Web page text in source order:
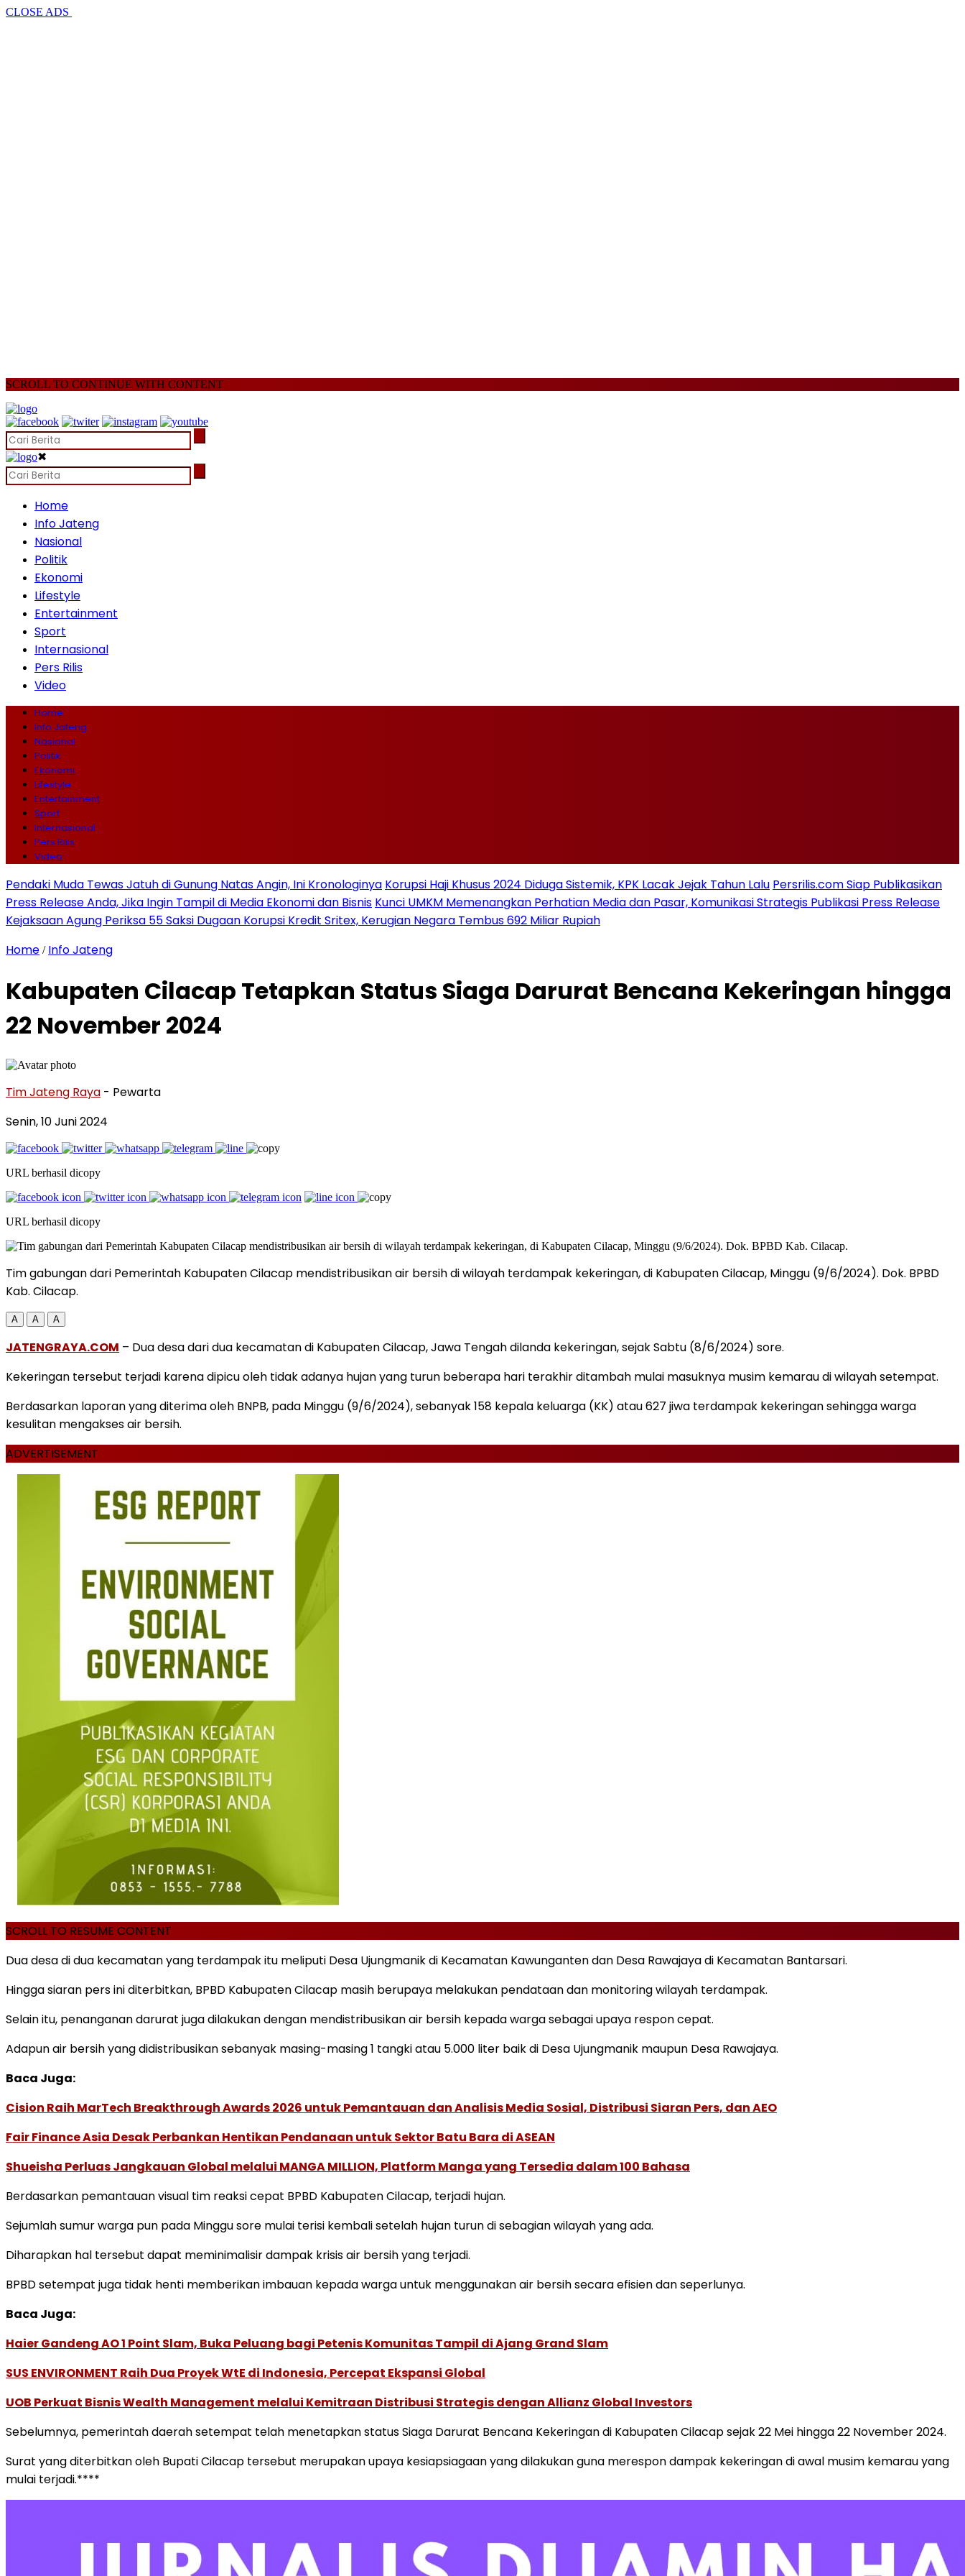
CLOSE ADS
SCROLL TO CONTINUE WITH CONTENT
✖
Home
Info Jateng
Nasional
Politik
Ekonomi
Lifestyle
Entertainment
Sport
Internasional
Pers Rilis
Video
Home
Info Jateng
Nasional
Politik
Ekonomi
Lifestyle
Entertainment
Sport
Internasional
Pers Rilis
Video
Pendaki Muda Tewas Jatuh di Gunung Natas Angin, Ini Kronologinya Korupsi Haji Khusus 2024 Diduga Sistemik, KPK Lacak Jejak Tahun Lalu Persrilis.com Siap Publikasikan
Press Release Anda, Jika Ingin Tampil di Media Ekonomi dan Bisnis Kunci UMKM Memenangkan Perhatian Media dan Pasar, Komunikasi Strategis Publikasi Press Release
Kejaksaan Agung Periksa 55 Saksi Dugaan Korupsi Kredit Sritex, Kerugian Negara Tembus 692 Miliar Rupiah
Home / Info Jateng
Kabupaten Cilacap Tetapkan Status Siaga Darurat Bencana Kekeringan hingga
22 November 2024
Tim Jateng Raya - Pewarta
Senin, 10 Juni 2024
URL berhasil dicopy
URL berhasil dicopy
Tim gabungan dari Pemerintah Kabupaten Cilacap mendistribusikan air bersih di wilayah terdampak kekeringan, di Kabupaten Cilacap, Minggu (9/6/2024). Dok. BPBD
Kab. Cilacap.
A A A
JATENGRAYA.COM – Dua desa dari dua kecamatan di Kabupaten Cilacap, Jawa Tengah dilanda kekeringan, sejak Sabtu (8/6/2024) sore.
Kekeringan tersebut terjadi karena dipicu oleh tidak adanya hujan yang turun beberapa hari terakhir ditambah mulai masuknya musim kemarau di wilayah setempat.
Berdasarkan laporan yang diterima oleh BNPB, pada Minggu (9/6/2024), sebanyak 158 kepala keluarga (KK) atau 627 jiwa terdampak kekeringan sehingga warga
kesulitan mengakses air bersih.
ADVERTISEMENT
SCROLL TO RESUME CONTENT
Dua desa di dua kecamatan yang terdampak itu meliputi Desa Ujungmanik di Kecamatan Kawunganten dan Desa Rawajaya di Kecamatan Bantarsari.
Hingga siaran pers ini diterbitkan, BPBD Kabupaten Cilacap masih berupaya melakukan pendataan dan monitoring wilayah terdampak.
Selain itu, penanganan darurat juga dilakukan dengan mendistribusikan air bersih kepada warga sebagai upaya respon cepat.
Adapun air bersih yang didistribusikan sebanyak masing-masing 1 tangki atau 5.000 liter baik di Desa Ujungmanik maupun Desa Rawajaya.
Baca Juga:
Cision Raih MarTech Breakthrough Awards 2026 untuk Pemantauan dan Analisis Media Sosial, Distribusi Siaran Pers, dan AEO
Fair Finance Asia Desak Perbankan Hentikan Pendanaan untuk Sektor Batu Bara di ASEAN
Shueisha Perluas Jangkauan Global melalui MANGA MILLION, Platform Manga yang Tersedia dalam 100 Bahasa
Berdasarkan pemantauan visual tim reaksi cepat BPBD Kabupaten Cilacap, terjadi hujan.
Sejumlah sumur warga pun pada Minggu sore mulai terisi kembali setelah hujan turun di sebagian wilayah yang ada.
Diharapkan hal tersebut dapat meminimalisir dampak krisis air bersih yang terjadi.
BPBD setempat juga tidak henti memberikan imbauan kepada warga untuk menggunakan air bersih secara efisien dan seperlunya.
Baca Juga:
Haier Gandeng AO 1 Point Slam, Buka Peluang bagi Petenis Komunitas Tampil di Ajang Grand Slam
SUS ENVIRONMENT Raih Dua Proyek WtE di Indonesia, Percepat Ekspansi Global
UOB Perkuat Bisnis Wealth Management melalui Kemitraan Distribusi Strategis dengan Allianz Global Investors
Sebelumnya, pemerintah daerah setempat telah menetapkan status Siaga Darurat Bencana Kekeringan di Kabupaten Cilacap sejak 22 Mei hingga 22 November 2024.
Surat yang diterbitkan oleh Bupati Cilacap tersebut merupakan upaya kesiapsiagaan yang dilakukan guna merespon dampak kekeringan di awal musim kemarau yang
mulai terjadi.****